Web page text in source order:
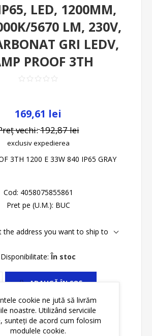
LED, 1200MM,
5670 LM, 230V,
GRI LEDV,
PROOF 3TH
169,61 lei
vechi:192,87 lei
exclusivexpedierea
3TH 1200 E 33W 840 IP65 GRAY
Cod: 4058075855861
Pret pe (U.M.): BUC
the address you want to ship to
Disponibilitate: În stoc
ADAUGĂ ȊN COŞ
cookie ne jută să livrăm
noastre. Utilizând serviciile
sunteți de acord cum folosim
modulele cookie.